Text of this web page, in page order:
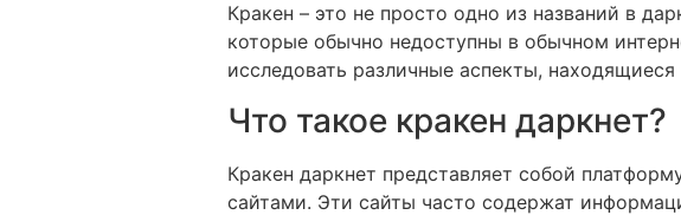
Кракен – это не просто одно из названий в
которые обычно недоступны в обычном
исследовать различные аспекты,
Что такое кракен даркнет?
Кракен даркнет представляет собой
сайтами. Эти сайты часто содержат